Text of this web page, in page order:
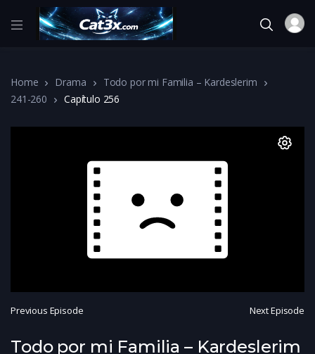
Home Drama
Todo por mi Familia – Kardeslerim
241-260
Capítulo 256
Previous Episode Next Episode
Todo por mi Familia – Kardeslerim